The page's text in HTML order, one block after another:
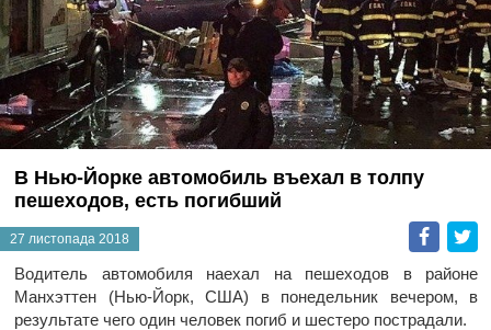
В Нью-Йорке автомобиль въехал в толпу
пешеходов, есть погибший
27 листопада 2018
Водитель автомобиля наехал на пешеходов в районе
Манхэттен (Нью-Йорк, США) в понедельник вечером, в
результате чего один человек погиб и шестеро пострадали.